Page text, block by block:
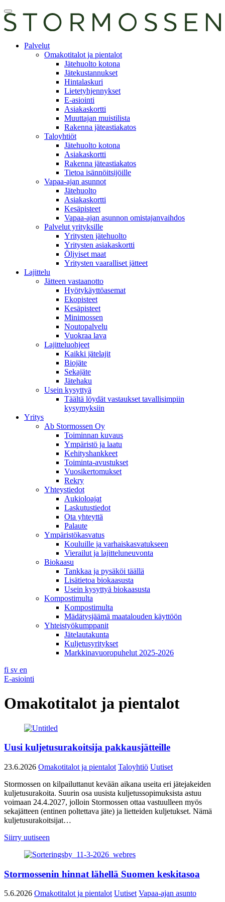
Skip
to
content
Avaa
päävalikko
asiointiPalvelut
Omakotitalot ja pientalot
Jätehuolto kotona
Jätekustannukset
Hintalaskuri
Lietetyhjennykset
E-asiointi
Asiakaskortti
Muuttajan muistilista
Rakenna jäteastiakatos
Taloyhtiöt
Jätehuolto kotona
Asiakaskortti
Rakenna jäteastiakatos
Tietoa isännöitsijöille
Vapaa-ajan asunnot
Jätehuolto
Asiakaskortti
Kesäpisteet
Vapaa-ajan asunnon omistajanvaihdos
Palvelut yrityksille
Yritysten jätehuolto
Yritysten asiakaskortti
Öljyiset maat
Yritysten vaaralliset jätteet
Lajittelu
Jätteen vastaanotto
Hyötykäyttöasemat
Ekopisteet
Kesäpisteet
Minimossen
Noutopalvelu
Vuokraa lava
Lajitteluohjeet
Kaikki jätelajit
Biojäte
Sekajäte
Jätehaku
Usein kysyttyä
Täältä löydät vastaukset tavallisimpiin
kysymyksiin
Yritys
Ab Stormossen Oy
Toiminnan kuvaus
Ympäristö ja laatu
Kehityshankkeet
Toiminta-avustukset
Vuosikertomukset
Rekry
Yhteystiedot
Aukioloajat
Laskutustiedot
Ota yhteyttä
Palaute
Ympäristökasvatus
Kouluille ja varhaiskasvatukseen
Vierailut ja lajitteluneuvonta
Biokaasu
Tankkaa ja pysäköi täällä
Lisätietoa biokaasusta
Usein kysyttyä biokaasusta
Kompostimulta
Kompostimulta
Mädätysjäämä maatalouden käyttöön
Yhteistyökumppanit
Jätelautakunta
Kuljetusyritykset
Markkinavuoropuhelut 2025-2026
fi sv en
E-asiointi
Omakotitalot ja pientalot
Uusi kuljetusurakoitsija pakkausjätteille
23.6.2026 Omakotitalot ja pientalot Taloyhtiö Uutiset
Stormossen on kilpailuttanut kevään aikana useita eri jätejakeiden
kuljetusurakoita. Suurin osa uusista kuljetussopimuksista astuu
voimaan 24.4.2027, jolloin Stormossen ottaa vastuulleen myös
sekajätteen (entinen poltettava jäte) ja lietteiden kuljetukset. Nämä
kuljetusurakoitsijat…
Siirry uutiseen
Stormossenin hinnat lähellä Suomen keskitasoa
5.6.2026 Omakotitalot ja pientalot Uutiset Vapaa-ajan asunto